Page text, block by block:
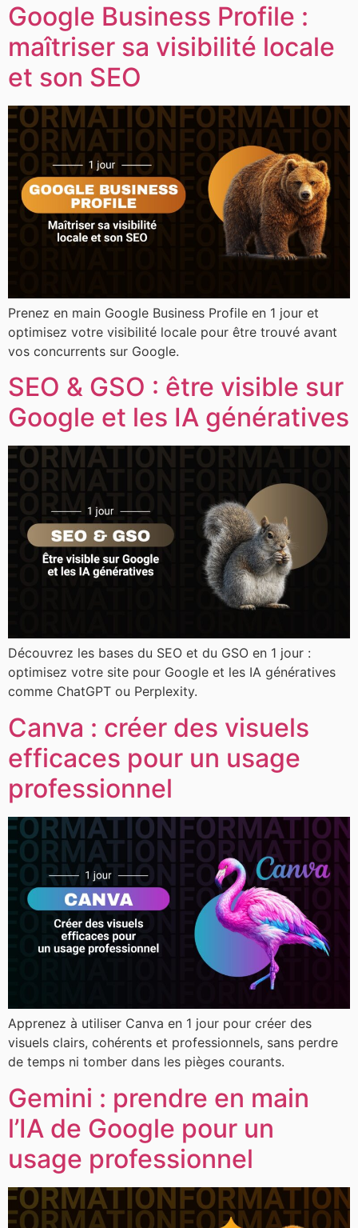
Google Business Profile :
maîtriser sa visibilité locale
et son SEO
Prenez en main Google Business Profile en 1 jour et
optimisez votre visibilité locale pour être trouvé avant
vos concurrents sur Google.
SEO & GSO : être visible sur
Google et les IA génératives
Découvrez les bases du SEO et du GSO en 1 jour :
optimisez votre site pour Google et les IA génératives
comme ChatGPT ou Perplexity.
Canva : créer des visuels
efficaces pour un usage
professionnel
Apprenez à utiliser Canva en 1 jour pour créer des
visuels clairs, cohérents et professionnels, sans perdre
de temps ni tomber dans les pièges courants.
Gemini : prendre en main
l’IA de Google pour un
usage professionnel